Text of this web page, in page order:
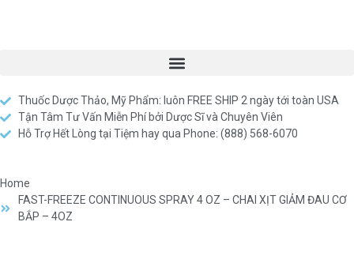
Thuốc Dược Thảo, Mỹ Phẩm: luôn FREE SHIP 2 ngày tới toàn USA
Tận Tâm Tư Vấn Miễn Phí bởi Dược Sĩ và Chuyên Viên
Hỗ Trợ Hết Lòng tại Tiệm hay qua Phone: (888) 568-6070
Home
FAST-FREEZE CONTINUOUS SPRAY 4 OZ – CHAI XỊT GIẢM ĐAU CƠ
BẮP – 4OZ